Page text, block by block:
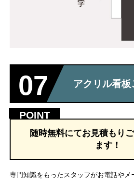
07 アクリル看
随時無料にてお見積もり
ます！
専門知識をもったスタッフがお電話やメ